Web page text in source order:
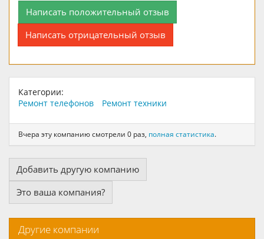
Написать положительный отзыв
Написать отрицательный отзыв
Категории:
Ремонт телефонов
Ремонт техники
Вчера эту компанию смотрели 0 раз, полная статистика.
Добавить другую компанию
Это ваша компания?
Другие компании